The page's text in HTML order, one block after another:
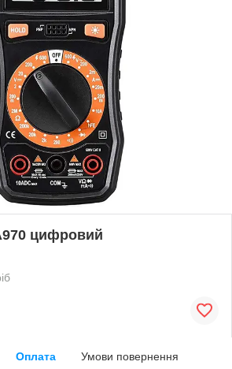
цифровий
Оплата Умови повернення